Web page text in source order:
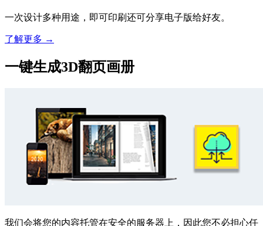
一次设计多种用途，即可印刷还可分享电子版给好友。
了解更多 →
一键生成3D翻页画册
我们会将您的内容托管在安全的服务器上，因此您不必担心任